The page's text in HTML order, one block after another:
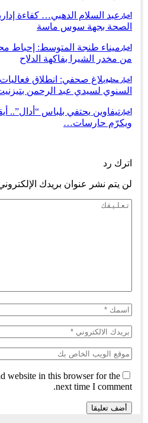
أخبار عبد السلام الدهبي… كفاءة
الصحة بجهة سوس ماسة
أخبار
من مخدر الشيرا بفاكهة الدلاح
أخبار محليةبلاغ صحفي: انطلاق
السنوي لسيدي عبد الرحمن
أخبار تيفاوين يحتفي بلباس “أدال”..
ويكرّم حارسات…
اترك رد
لن يتم نشر عنوان بريدك
website in this browser for the
next time I comment.